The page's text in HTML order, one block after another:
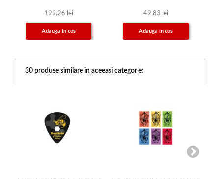
199,26 lei
Adauga in cos
49,83 lei
Adauga in cos
30 produse similare in aceeasi categorie: